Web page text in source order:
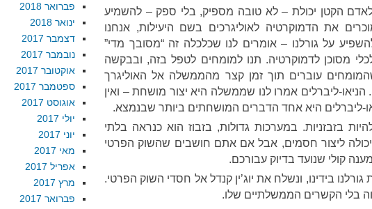
לאדם הקטן יכולת – לא טובה מספיק, בלי ספק – להשמיע
את הדמוקרטיה לאוליגרכים בשם היעילות, אנחנו
על גורלנו – אומרים לנו שכלכלה זה “מסובך מדי”
מסוכן לדמוקרטיה. תנו למומחים לטפל בזה, ובבקשה
עוברים תוך זמן קצר מהממשלה אל האוליגרך
הניאו-ליברלים אמרו לנו שממשלה היא יצור מושחת – ואין
ליברלים היא אחד הדברים המושחתים ביותר שבנמצא.
בזבזניות. במערכות גדולות, בזבוז הוא כנראה בלתי
יכולה ליצור חסמים, אבל אם אתם חושבים שהשוק הפרטי
קולי שנועד בדיוק עבורכם.
בידינו, ונשלח את יוג’ין קנדל אל חסדי השוק הפרטי.
בלי הקשרים הממשלתיים שלו.
פברואר 2018
ינואר 2018
דצמבר 2017
נובמבר 2017
אוקטובר 2017
ספטמבר 2017
אוגוסט 2017
יולי 2017
יוני 2017
מאי 2017
אפריל 2017
מרץ 2017
פברואר 2017